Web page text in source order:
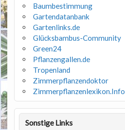
Baumbestimmung
Gartendatanbank
Gartenlinks.de
Glücksbambus-Community
Green24
Pflanzengallen.de
Tropenland
Zimmerpflanzendoktor
Zimmerpflanzenlexikon.Info
Sonstige Links